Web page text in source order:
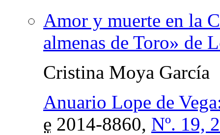
Amor y muerte en la
almenas de Toro» de
Cristina Moya García
Anuario Lope de
e 2014-8860, Nº. 19,